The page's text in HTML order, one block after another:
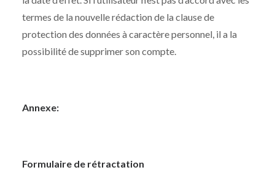
termes de la nouvelle rédaction de la clause de
protection des données à caractère personnel, il a la
possibilité de supprimer son compte.
Annexe:
Formulaire de rétractation